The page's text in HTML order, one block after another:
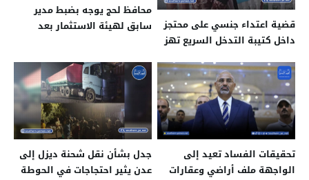
قضية اعتداء جنسي على محتجز
داخل كتيبة التدخل السريع تهز
محافظ لحج يوجه بضبط مدير
سابق لهيئة الاستثمار بعد
تحقيقات الفساد تعيد إلى
الواجهة ملف أراضي وعقارات
جدل بشأن نقل شحنة ديزل إلى
عدن يثير احتجاجات في الحوطة